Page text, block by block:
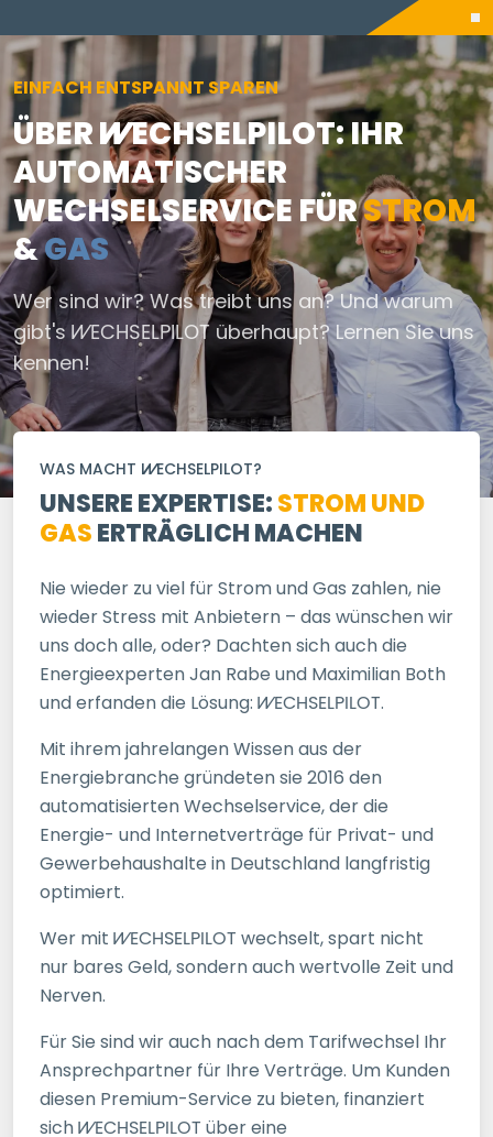
EINFACH ENTSPANNT SPAREN
ÜBERWECHSELPILOT: IHR
AUTOMATISCHER
WECHSELSERVICE FÜRSTROM
&GAS
Wer sind wir? Was treibt uns an? Und warum
gibt'sWECHSELPILOT überhaupt? Lernen Sie uns
kennen!
WAS MACHT WECHSELPILOT?
UNSERE EXPERTISE:STROM UND
GASERTRÄGLICH MACHEN
Nie wieder zu viel für Strom und Gas zahlen, nie
wieder Stress mit Anbietern – das wünschen wir
uns doch alle, oder? Dachten sich auch die
Energieexperten Jan Rabe und Maximilian Both
und erfanden die Lösung: WECHSELPILOT.
Mit ihrem jahrelangen Wissen aus der
Energiebranche gründeten sie 2016 den
automatisierten Wechselservice, der die
Energie- und Internetverträge für Privat- und
Gewerbehaushalte in Deutschland langfristig
optimiert.
Wer mit WECHSELPILOT wechselt, spart nicht
nur bares Geld, sondern auch wertvolle Zeit und
Nerven.
Für Sie sind wir auch nach dem Tarifwechsel Ihr
Ansprechpartner für Ihre Verträge. Um Kunden
diesen Premium-Service zu bieten, finanziert
sichWECHSELPILOT über eine